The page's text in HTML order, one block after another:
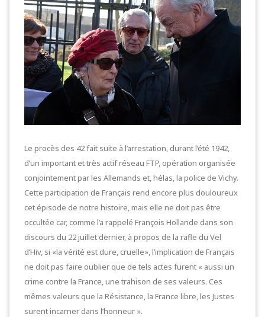
Le procès des 42 fait suite à l’arrestation, durant l’été 1942,
d’un important et très actif réseau FTP, opération organisée
conjointement par les Allemands et, hélas, la police de Vichy.
Cette participation de Français rend encore plus douloureux
cet épisode de notre histoire, mais elle ne doit pas être
occultée car, comme l’a rappelé François Hollande dans son
discours du 22 juillet dernier, à propos de la rafle du Vel
d’Hiv, si «la vérité est dure, cruelle», l’implication de Français
ne doit pas faire oublier que de tels actes furent « aussi un
crime contre la France, une trahison de ses valeurs. Ces
mêmes valeurs que la Résistance, la France libre, les Justes
surent incarner dans l’honneur ».